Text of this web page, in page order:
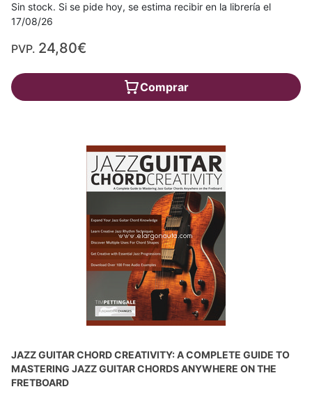
Sin stock. Si se pide hoy, se estima recibir en la librería el
17/08/26
PVP. 24,80€
Comprar
JAZZ GUITAR CHORD CREATIVITY: A COMPLETE GUIDE TO
MASTERING JAZZ GUITAR CHORDS ANYWHERE ON THE
FRETBOARD